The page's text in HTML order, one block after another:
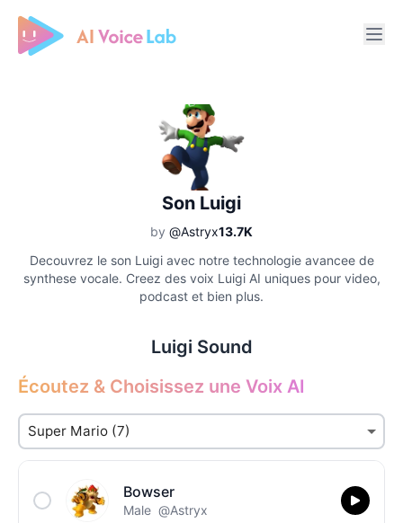
Free AI Cover & AI Voice Over
Son Luigi
by @Astryx13.7K
Decouvrez le son Luigi avec notre technologie avancee de
synthese vocale. Creez des voix Luigi AI uniques pour video,
podcast et bien plus.
Luigi Sound
Écoutez & Choisissez une Voix AI
Bowser
Male @Astryx